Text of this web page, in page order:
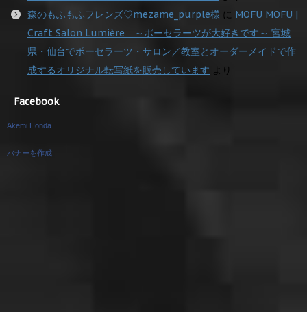
森のもふもふフレンズ♡mezame_purple様 に MOFU MOFU |
Craft Salon Lumière ～ポーセラーツが大好きです～ 宮城
県・仙台でポーセラーツ・サロン／教室とオーダーメイドで作
成するオリジナル転写紙を販売しています より
Facebook
Akemi Honda
バナーを作成